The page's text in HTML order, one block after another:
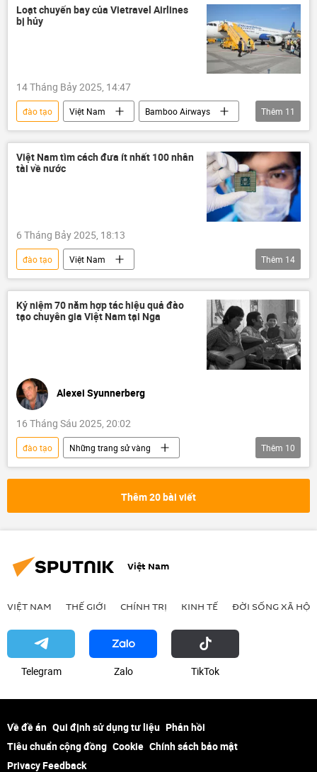
học bổng
Loạt chuyến bay của Vietravel Airlines
bị hủy
14 Tháng Bảy 2025, 14:47
đào tạo Việt Nam
Bamboo Airways
Vietnam Airlines
VietJet Air
Kinh tế
doanh nghiệp
chim
Hàng Không Việt Nam
Thêm 11
Việt Nam tìm cách đưa ít nhất 100 nhân
tài về nước
6 Tháng Bảy 2025, 18:13
đào tạo
Việt Nam
Bộ Khoa học và Công nghệ
Khoa học
Nhà khoa học
Tô Lâm
việc làm
Bộ Nội vụ Việt Nam
Bộ Công an Việt Nam
Bộ Giáo dục và Đào Tạo
Thêm 14
Kỷ niệm 70 năm hợp tác hiệu quả đào
tạo chuyên gia Việt Nam tại Nga
Alexei Syunnerberg
16 Tháng Sáu 2025, 20:02
đào tạo
Những trang sử vàng
Quan điểm-Ý kiến
Tác giả
Việt Nam
Hợp tác Nga-Việt
Matxcơva
Liên Xô
hữu nghị Thỏa thuận
Thêm 10
Thêm 20 bài viết
Việt Nam
VIỆT NAM THẾ GIỚI CHÍNH TRỊ KINH TẾ ĐỜI SỐNG XÃ HỘI
Telegram Zalo ТikТоk
Về đề án Qui định sử dụng tư liệu Phản hồi
Tiêu chuẩn cộng đồng Cookie Chính sách bảo mật
Privacy Feedback